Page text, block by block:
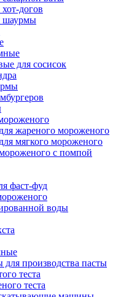
догов
шаурмы
для сосисок
жареного мороженого
мягкого мороженого
с помпой
фаст-фуд
воды
производства пасты
теста
теста